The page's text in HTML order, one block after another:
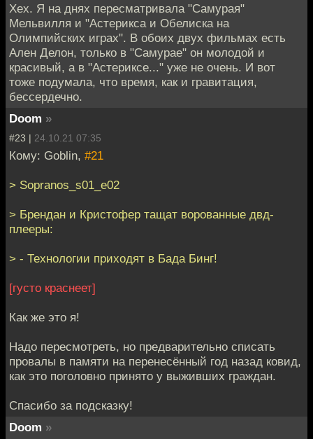
Хех. Я на днях пересматривала "Самурая"
Мельвилля и "Астерикса и Обелиска на
Олимпийских играх". В обоих двух фильмах есть
Ален Делон, только в "Самурае" он молодой и
красивый, а в "Астериксе..." уже не очень. И вот
тоже подумала, что время, как и гравитация,
бессердечно.
Doom »
#23 | 24.10.21 07:35
Кому: Goblin, #21
> Sopranos_s01_e02
> Брендан и Кристофер тащат ворованные двд-
плееры:
> - Технологии приходят в Бада Бинг!
[густо краснеет]
Как же это я!
Надо пересмотреть, но предварительно списать
провалы в памяти на перенесённый год назад ковид,
как это поголовно принято у выживших граждан.
Спасибо за подсказку!
Doom »